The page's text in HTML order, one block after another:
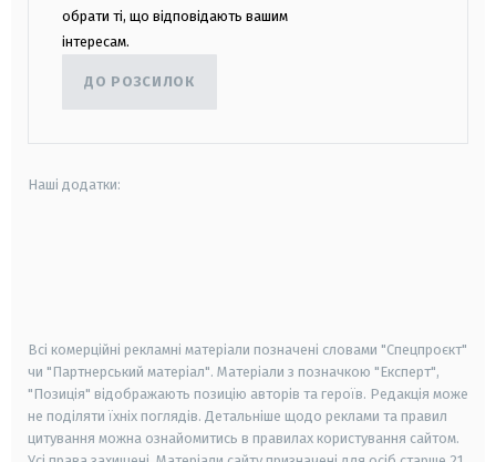
обрати ті, що відповідають вашим
інтересам.
ДО РОЗСИЛОК
Наші додатки:
Всі комерційні рекламні матеріали позначені словами "Спецпроєкт"
чи "Партнерський матеріал". Матеріали з позначкою "Експерт",
"Позиція" відображають позицію авторів та героїв. Редакція може
не поділяти їхніх поглядів. Детальніше щодо реклами та правил
цитування можна ознайомитись в правилах користування сайтом.